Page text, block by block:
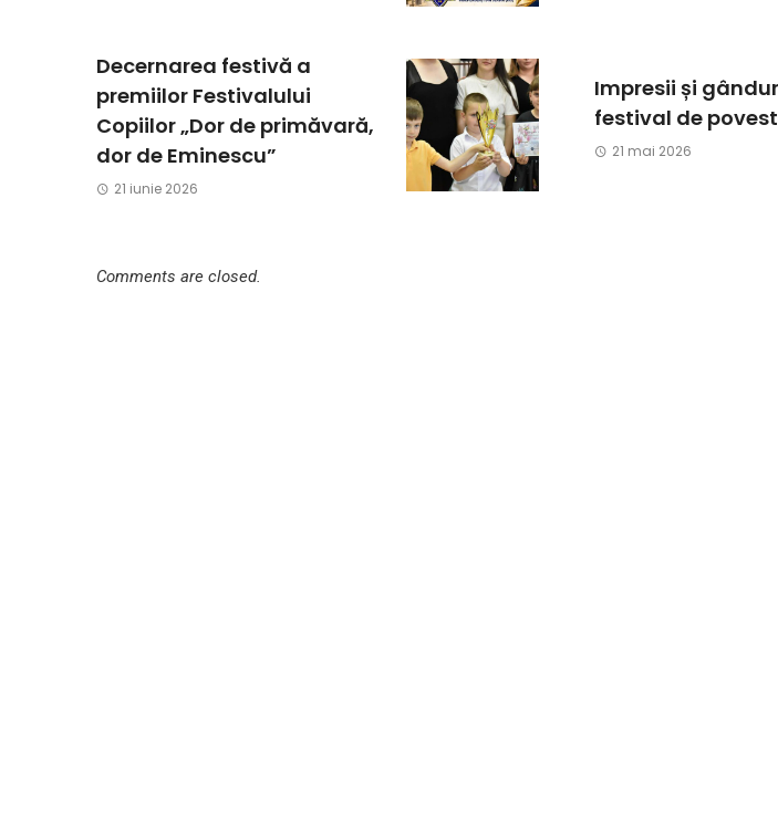
Decernarea festivă a
premiilor Festivalului
Copiilor „Dor de primăvară,
dor de Eminescu”
21 iunie 2026
Impresii și
festival de
21 mai 2026
Comments are closed.